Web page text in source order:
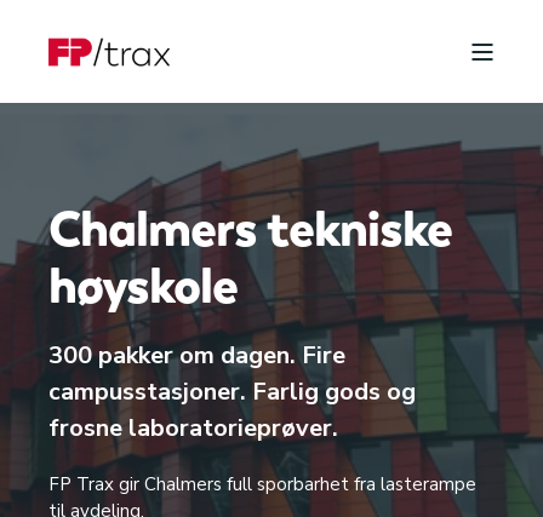
Chalmers tekniske
høyskole
300 pakker om dagen. Fire
campusstasjoner. Farlig gods og
frosne laboratorieprøver.
FP Trax gir Chalmers full sporbarhet fra lasterampe
til avdeling.